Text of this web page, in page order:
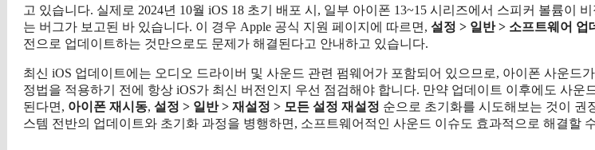
고 있습니다. 실제로 2024년 10월 iOS 18 초기 배포 시, 일부 아이폰 13~15 시리즈에서 스피커 볼륨이
는 버그가 보고된 바 있습니다. 이 경우 Apple 공식 지원 페이지에 따르면, 설정 > 일반 > 소프트웨어 업
전으로 업데이트하는 것만으로도 문제가 해결된다고 안내하고 있습니다.
최신 iOS 업데이트에는 오디오 드라이버 및 사운드 관련 펌웨어가 포함되어 있으므로, 아이폰 사운드
정법을 적용하기 전에 항상 iOS가 최신 버전인지 우선 점검해야 합니다. 만약 업데이트 이후에도 사운
된다면, 아이폰 재시동, 설정 > 일반 > 재설정 > 모든 설정 재설정 순으로 초기화를 시도해보는 것이 권
스템 전반의 업데이트와 초기화 과정을 병행하면, 소프트웨어적인 사운드 이슈도 효과적으로 해결할